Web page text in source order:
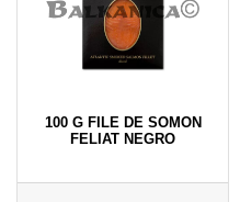
100 G FILE DE SOMON
FELIAT NEGRO